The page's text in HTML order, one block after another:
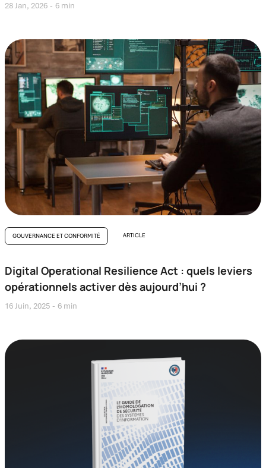
28 Jan, 2026 6 min
GOUVERNANCE ET CONFORMITÉ ARTICLE
Digital Operational Resilience Act : quels leviers
opérationnels activer dès aujourd’hui ?
16 Juin, 2025 6 min